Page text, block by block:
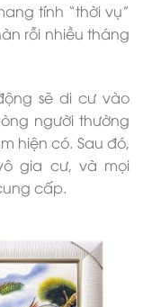
tính “thời vụ”
rỗi nhiều tháng
sẽ di cư vào
người thường
hiện có. Sau đó,
gia cư, và mọi
cấp.